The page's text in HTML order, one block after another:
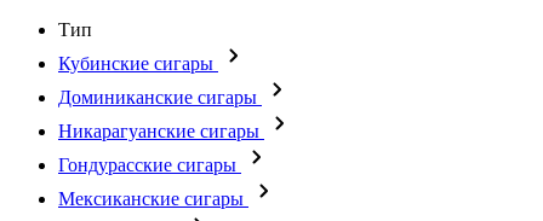
Тип
Кубинские сигары
Доминиканские сигары
Никарагуанские сигары
Гондурасские сигары
Мексиканские сигары